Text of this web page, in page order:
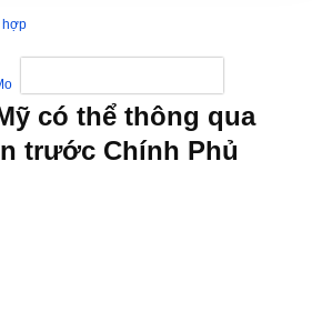
hợp
có thể thông qua
trước Chính Phủ